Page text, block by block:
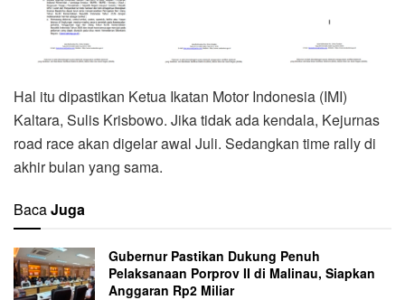
Hal itu dipastikan Ketua Ikatan Motor Indonesia (IMI)
Kaltara, Sulis Krisbowo. Jika tidak ada kendala, Kejurnas
road race akan digelar awal Juli. Sedangkan time rally di
akhir bulan yang sama.
BacaJuga
Gubernur Pastikan Dukung Penuh
Pelaksanaan Porprov II di Malinau, Siapkan
Anggaran Rp2 Miliar